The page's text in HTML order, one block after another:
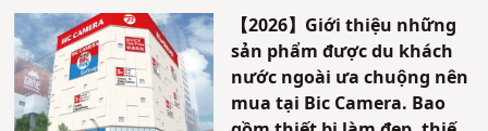
【2026】Giới thiệu những
sản phẩm được du khách
nước ngoài ưa chuộng nên
mua tại Bic Camera. Bao